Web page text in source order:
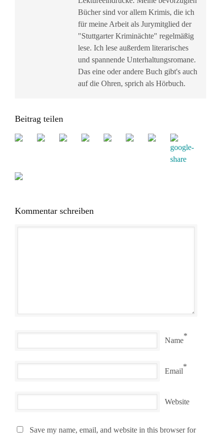
Bücher sind vor allem Krimis, die ich
für meine Arbeit als Jurymitglied der
"Stuttgarter Kriminächte" regelmäßig
lese. Ich lese außerdem literarisches
und spannende Unterhaltungsromane.
Das eine oder andere Buch gibt's auch
auf die Ohren, sprich als Hörbuch.
Beitrag teilen
Kommentar schreiben
Name
*
Email
*
Website
Save my name, email, and website in this browser for